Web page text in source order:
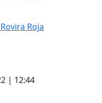
Roja
Roja
| 12:44